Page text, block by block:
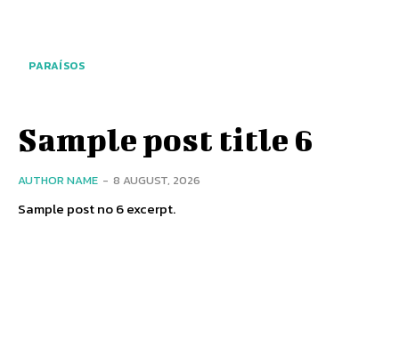
PARAÍSOS
Sample post title 6
AUTHOR NAME - 8 AUGUST, 2026
Sample post no 6 excerpt.